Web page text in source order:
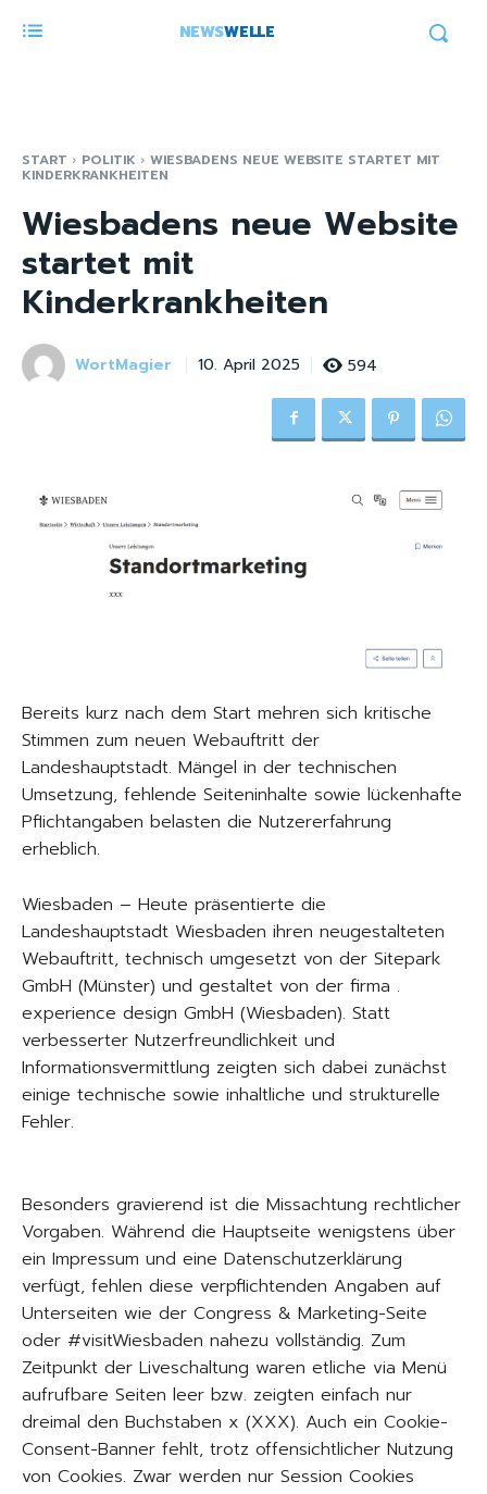
NEWSWELLE
START POLITIK WIESBADENS NEUE WEBSITE STARTET MIT
KINDERKRANKHEITEN
Wiesbadens neue Website
startet mit
Kinderkrankheiten
WortMagier 10. April 2025 594
Bereits kurz nach dem Start mehren sich kritische
Stimmen zum neuen Webauftritt der
Landeshauptstadt. Mängel in der technischen
Umsetzung, fehlende Seiteninhalte sowie lückenhafte
Pflichtangaben belasten die Nutzererfahrung
erheblich.
Wiesbaden – Heute präsentierte die
Landeshauptstadt Wiesbaden ihren neugestalteten
Webauftritt, technisch umgesetzt von der Sitepark
GmbH (Münster) und gestaltet von der firma .
experience design GmbH (Wiesbaden). Statt
verbesserter Nutzerfreundlichkeit und
Informationsvermittlung zeigten sich dabei zunächst
einige technische sowie inhaltliche und strukturelle
Fehler.
Besonders gravierend ist die Missachtung rechtlicher
Vorgaben. Während die Hauptseite wenigstens über
ein Impressum und eine Datenschutzerklärung
verfügt, fehlen diese verpflichtenden Angaben auf
Unterseiten wie der Congress & Marketing-Seite
oder #visitWiesbaden nahezu vollständig. Zum
Zeitpunkt der Liveschaltung waren etliche via Menü
aufrufbare Seiten leer bzw. zeigten einfach nur
dreimal den Buchstaben x (XXX). Auch ein Cookie-
Consent-Banner fehlt, trotz offensichtlicher Nutzung
von Cookies. Zwar werden nur Session Cookies